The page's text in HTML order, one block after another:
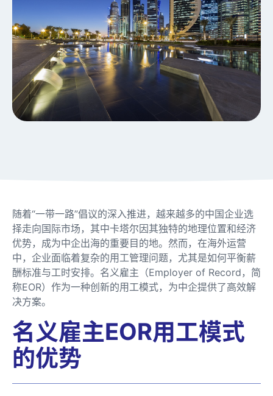
随着“一带一路”倡议的深入推进，越来越多的中国企业选
择走向国际市场，其中卡塔尔因其独特的地理位置和经济
优势，成为中企出海的重要目的地。然而，在海外运营
中，企业面临着复杂的用工管理问题，尤其是如何平衡薪
酬标准与工时安排。名义雇主（Employer of Record，简
称EOR）作为一种创新的用工模式，为中企提供了高效解
决方案。
名义雇主EOR用工模式
的优势